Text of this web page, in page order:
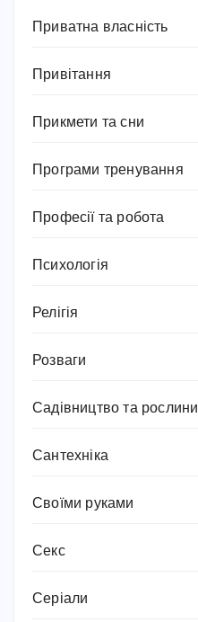
Приватна власність
Привітання
Прикмети та сни
Програми тренування
Професії та робота
Психологія
Релігія
Розваги
Садівництво та рослини
Сантехніка
Своїми руками
Секс
Серіали